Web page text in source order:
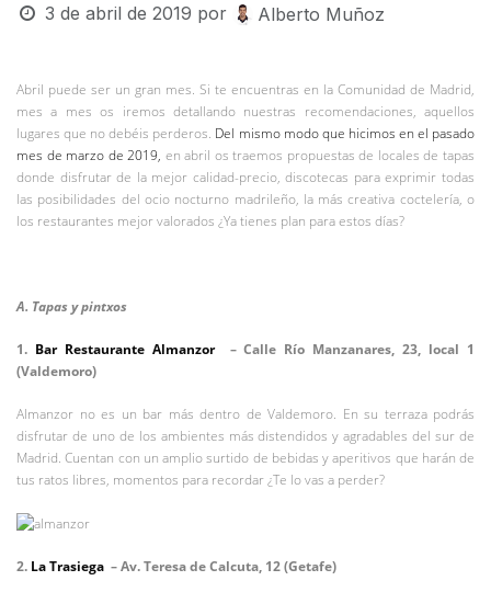
3 de abril de 2019 por Alberto Muñoz
Abril puede ser un gran mes. Si te encuentras en la Comunidad de Madrid,
mes a mes os iremos detallando nuestras recomendaciones, aquellos
lugares que no debéis perderos. Del mismo modo que hicimos en el pasado
mes de marzo de 2019, en abril os traemos propuestas de locales de tapas
donde disfrutar de la mejor calidad-precio, discotecas para exprimir todas
las posibilidades del ocio nocturno madrileño, la más creativa coctelería, o
los restaurantes mejor valorados ¿Ya tienes plan para estos días?
A. Tapas y pintxos
1. Bar Restaurante Almanzor– Calle Río Manzanares, 23, local 1
(Valdemoro)
Almanzor no es un bar más dentro de Valdemoro. En su terraza podrás
disfrutar de uno de los ambientes más distendidos y agradables del sur de
Madrid. Cuentan con un amplio surtido de bebidas y aperitivos que harán de
tus ratos libres, momentos para recordar ¿Te lo vas a perder?
2. La Trasiega – Av. Teresa de Calcuta, 12 (Getafe)